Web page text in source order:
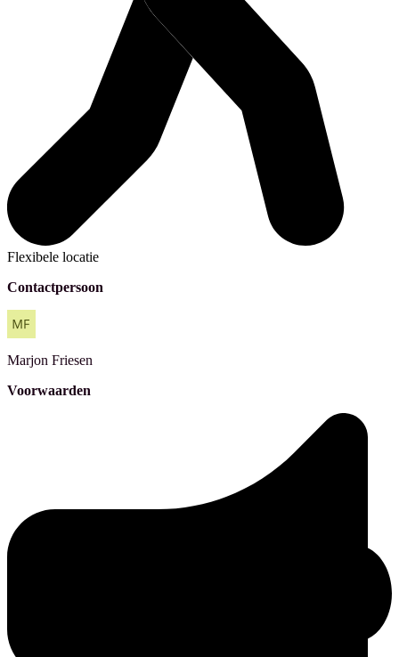
Flexibele locatie
Contactpersoon
Marjon Friesen
Voorwaarden